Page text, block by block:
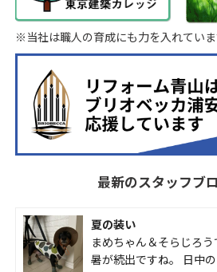
※当社は職人の育成にも力を入れていま
最新のスタッフブ
夏の装い
まめちゃん＆そらじろ
暑が続出ですね。 日中